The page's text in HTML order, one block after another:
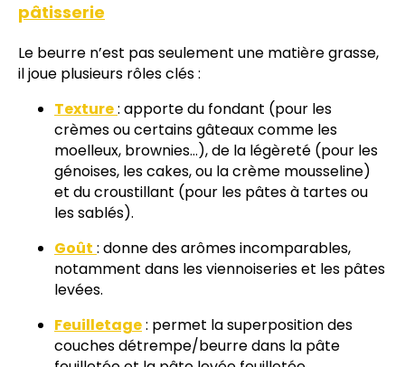
pâtisserie
Le beurre n’est pas seulement une matière grasse,
il joue plusieurs rôles clés :
Texture: apporte du fondant (pour les
crèmes ou certains gâteaux comme les
moelleux, brownies...), de la légèreté (pour les
génoises, les cakes, ou la crème mousseline)
et du croustillant (pour les pâtes à tartes ou
les sablés).
Goût : donne des arômes incomparables,
notamment dans les viennoiseries et les pâtes
levées.
Feuilletage: permet la superposition des
couches détrempe/beurre dans la pâte